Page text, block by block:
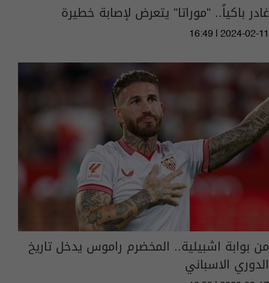
غادر باكياً.. "موراتا" يتعرض لإصابة خطيرة
16:49 | 2024-02-11
من بوابة اشبيلية.. المخضرم راموس يدخل تاريخ
الدوري الاسباني